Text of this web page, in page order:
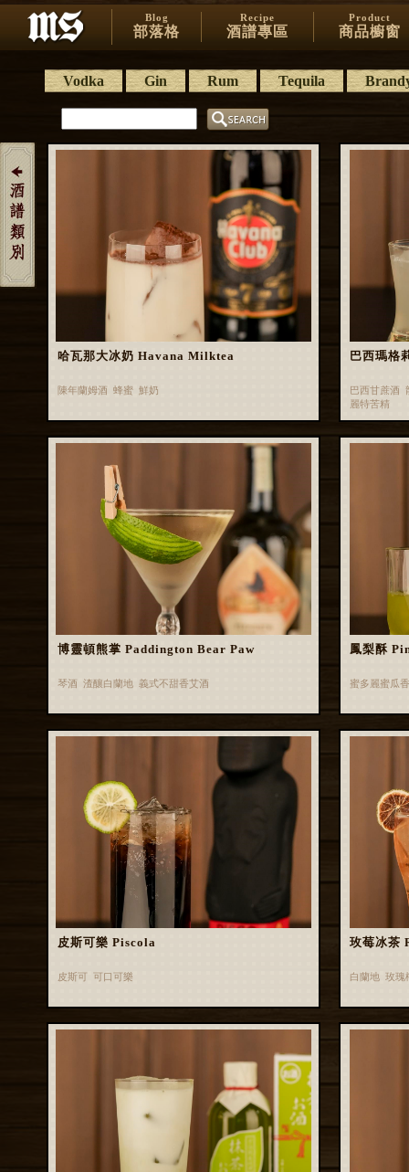
Blog
部落格
Recipe
酒譜專區
Product
商品櫥窗
Vodka Gin Rum Tequila
哈瓦那大冰奶 Havana Milktea
陳年蘭姆酒 蜂蜜 鮮奶
巴西瑪
巴西甘蔗酒
麗特苦精
博靈頓熊掌 Paddington Bear Paw
琴酒 渣釀白蘭地 義式不甜香艾酒
鳳梨酥
蜜多麗蜜瓜
皮斯可樂 Piscola
皮斯可 可口可樂
玫莓冰茶
白蘭地 玫瑰